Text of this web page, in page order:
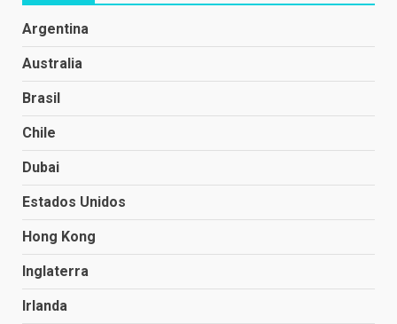
Argentina
Australia
Brasil
Chile
Dubai
Estados Unidos
Hong Kong
Inglaterra
Irlanda